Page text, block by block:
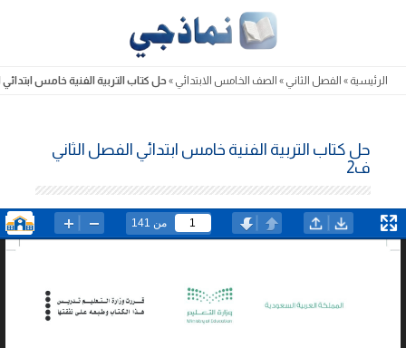
Skip
to
content
الرئيسية » الفصل الثاني » الصف الخامس الابتدائي »حل كتاب التربية الفنية خامس ابتدائي
حل كتاب التربية الفنية خامس ابتدائي الفصل الثاني
ف2